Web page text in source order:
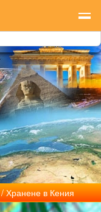
Хранене в Кения